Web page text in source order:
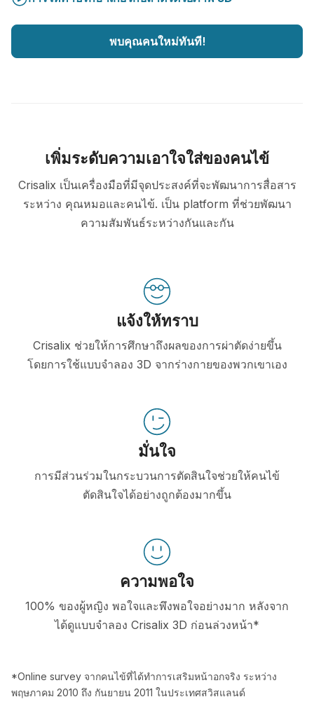
พบคุณคนใหม่ทันที!
เพิ่มระดับความเอาใจใส่ของคนไข้
Crisalix เป็นเครื่องมือที่มีจุดประสงค์ที่จะพัฒนาการสื่อสาร
ระหว่าง คุณหมอและคนไข้. เป็น platform ที่ช่วยพัฒนา
ความสัมพันธ์ระหว่างกันและกัน
แจ้งให้ทราบ
Crisalix ช่วยให้การศึกษาถึงผลของการผ่าตัดง่ายขึ้น
โดยการใช้แบบจำลอง 3D จากร่างกายของพวกเขาเอง
มั่นใจ
การมีส่วนร่วมในกระบวนการตัดสินใจช่วยให้คนไข้
ตัดสินใจได้อย่างถูกต้องมากขึ้น
ความพอใจ
100% ของผู้หญิง พอใจและพึงพอใจอย่างมาก หลังจาก
ได้ดูแบบจำลอง Crisalix 3D ก่อนล่วงหน้า*
*Online survey จากคนไข้ที่ได้ทำการเสริมหน้าอกจริง ระหว่าง
พฤษภาคม 2010 ถึง กันยายน 2011 ในประเทศสวิสแลนด์